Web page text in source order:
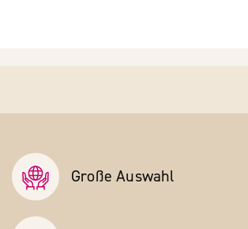
Große Auswahl